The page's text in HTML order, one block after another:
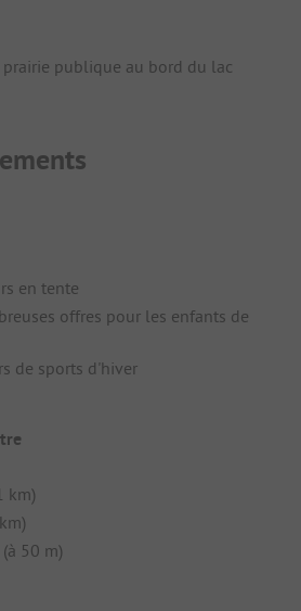
publique au bord du lac
en tente
offres pour les enfants de
de sports d'hiver
km)
50 m)